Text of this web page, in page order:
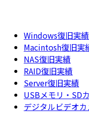
Windows復旧実績
Macintosh復旧実
NAS復旧実績
RAID復旧実績
Server復旧実績
USBメモリ・SD
デジタルビデオ